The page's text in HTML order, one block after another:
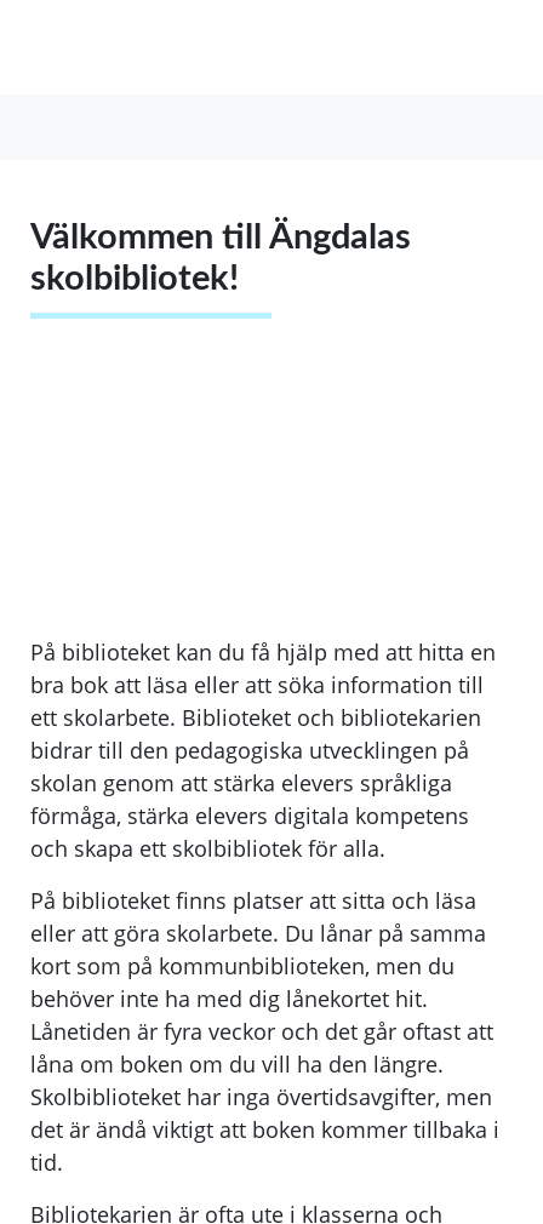
Välkommen till Ängdalas
skolbibliotek!
På biblioteket kan du få hjälp med att hitta en
bra bok att läsa eller att söka information till
ett skolarbete. Biblioteket och bibliotekarien
bidrar till den pedagogiska utvecklingen på
skolan genom att stärka elevers språkliga
förmåga, stärka elevers digitala kompetens
och skapa ett skolbibliotek för alla.
På biblioteket finns platser att sitta och läsa
eller att göra skolarbete. Du lånar på samma
kort som på kommunbiblioteken, men du
behöver inte ha med dig lånekortet hit.
Lånetiden är fyra veckor och det går oftast att
låna om boken om du vill ha den längre.
Skolbiblioteket har inga övertidsavgifter, men
det är ändå viktigt att boken kommer tillbaka i
tid.
Bibliotekarien är ofta ute i klasserna och